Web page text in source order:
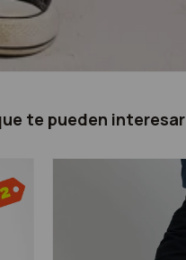
te pueden interesar